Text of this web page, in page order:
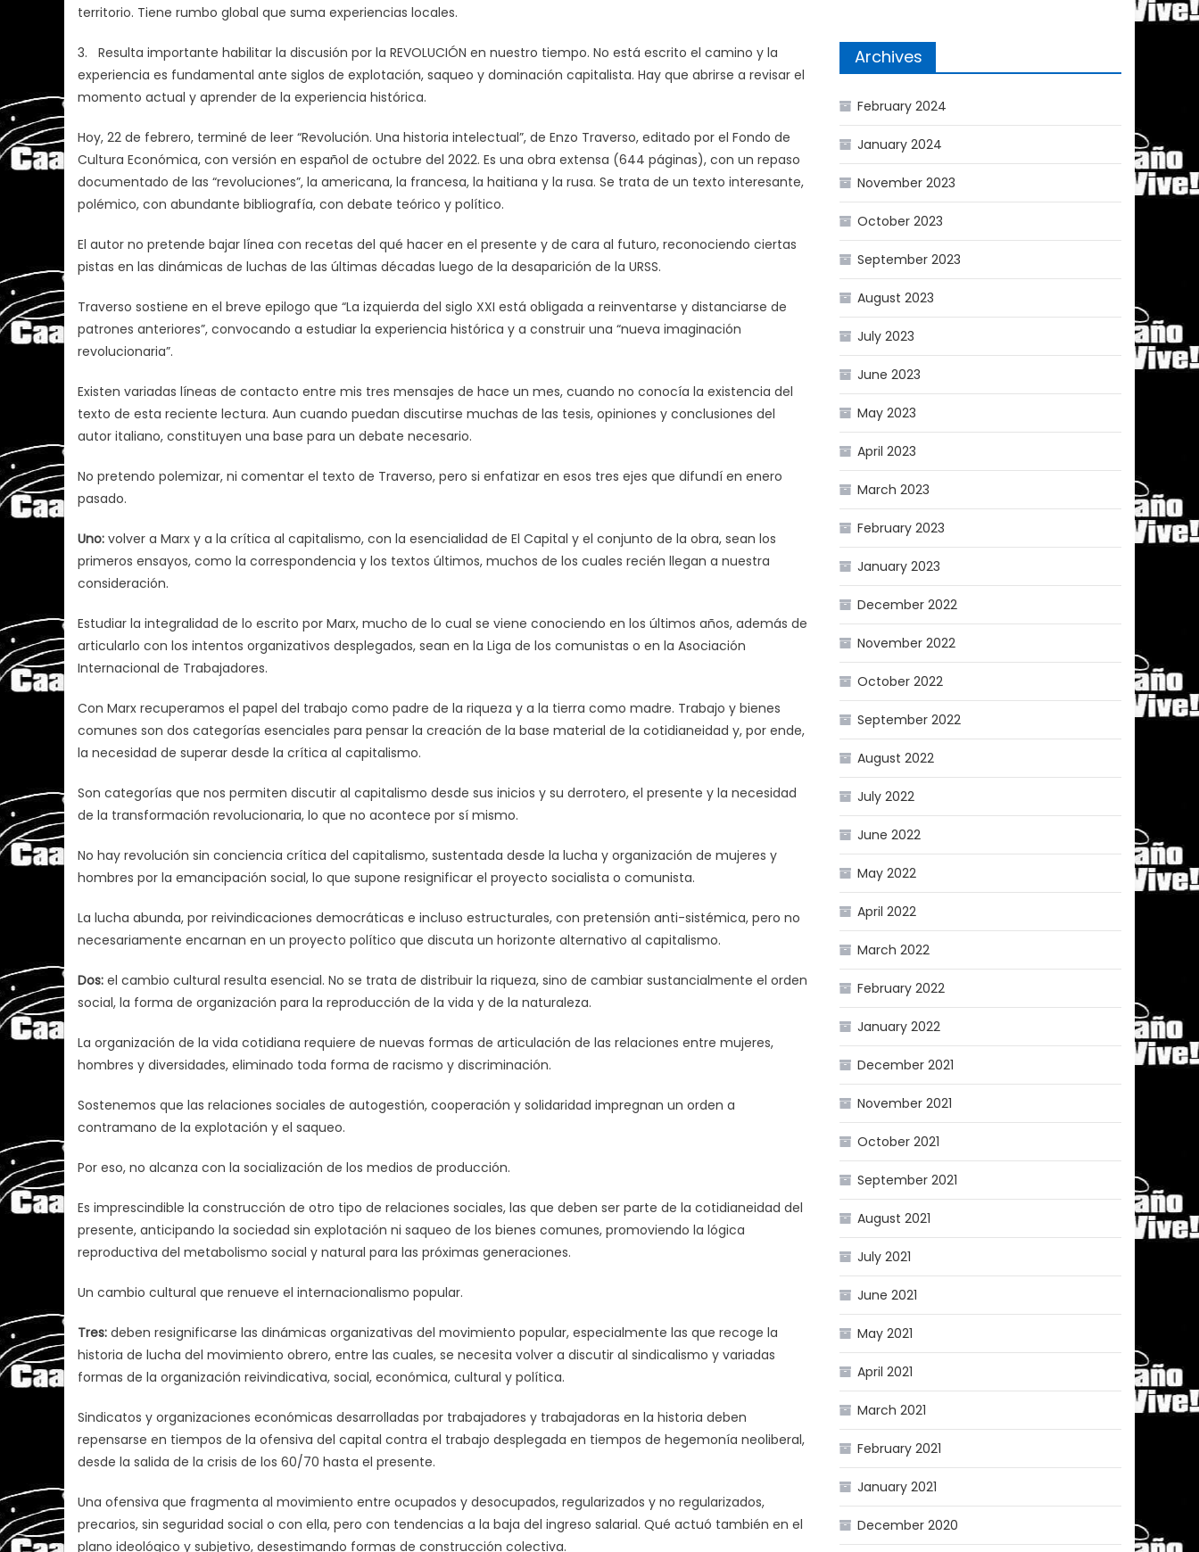
territorio. Tiene rumbo global que suma experiencias locales.
3. Resulta importante habilitar la discusión por la REVOLUCIÓN en nuestro tiempo. No está escrito el camino y la
experiencia es fundamental ante siglos de explotación, saqueo y dominación capitalista. Hay que abrirse a revisar el
momento actual y aprender de la experiencia histórica.
Hoy, 22 de febrero, terminé de leer “Revolución. Una historia intelectual”, de Enzo Traverso, editado por el Fondo de
Cultura Económica, con versión en español de octubre del 2022. Es una obra extensa (644 páginas), con un repaso
documentado de las “revoluciones”, la americana, la francesa, la haitiana y la rusa. Se trata de un texto interesante,
polémico, con abundante bibliografía, con debate teórico y político.
El autor no pretende bajar línea con recetas del qué hacer en el presente y de cara al futuro, reconociendo ciertas
pistas en las dinámicas de luchas de las últimas décadas luego de la desaparición de la URSS.
Traverso sostiene en el breve epilogo que “La izquierda del siglo XXI está obligada a reinventarse y distanciarse de
patrones anteriores”, convocando a estudiar la experiencia histórica y a construir una “nueva imaginación
revolucionaria”.
Existen variadas líneas de contacto entre mis tres mensajes de hace un mes, cuando no conocía la existencia del
texto de esta reciente lectura. Aun cuando puedan discutirse muchas de las tesis, opiniones y conclusiones del
autor italiano, constituyen una base para un debate necesario.
No pretendo polemizar, ni comentar el texto de Traverso, pero si enfatizar en esos tres ejes que difundí en enero
pasado.
Uno: volver a Marx y a la crítica al capitalismo, con la esencialidad de El Capital y el conjunto de la obra, sean los
primeros ensayos, como la correspondencia y los textos últimos, muchos de los cuales recién llegan a nuestra
consideración.
Estudiar la integralidad de lo escrito por Marx, mucho de lo cual se viene conociendo en los últimos años, además de
articularlo con los intentos organizativos desplegados, sean en la Liga de los comunistas o en la Asociación
Internacional de Trabajadores.
Con Marx recuperamos el papel del trabajo como padre de la riqueza y a la tierra como madre. Trabajo y bienes
comunes son dos categorías esenciales para pensar la creación de la base material de la cotidianeidad y, por ende,
la necesidad de superar desde la crítica al capitalismo.
Son categorías que nos permiten discutir al capitalismo desde sus inicios y su derrotero, el presente y la necesidad
de la transformación revolucionaria, lo que no acontece por sí mismo.
No hay revolución sin conciencia crítica del capitalismo, sustentada desde la lucha y organización de mujeres y
hombres por la emancipación social, lo que supone resignificar el proyecto socialista o comunista.
La lucha abunda, por reivindicaciones democráticas e incluso estructurales, con pretensión anti-sistémica, pero no
necesariamente encarnan en un proyecto político que discuta un horizonte alternativo al capitalismo.
Dos: el cambio cultural resulta esencial. No se trata de distribuir la riqueza, sino de cambiar sustancialmente el orden
social, la forma de organización para la reproducción de la vida y de la naturaleza.
La organización de la vida cotidiana requiere de nuevas formas de articulación de las relaciones entre mujeres,
hombres y diversidades, eliminado toda forma de racismo y discriminación.
Sostenemos que las relaciones sociales de autogestión, cooperación y solidaridad impregnan un orden a
contramano de la explotación y el saqueo.
Por eso, no alcanza con la socialización de los medios de producción.
Es imprescindible la construcción de otro tipo de relaciones sociales, las que deben ser parte de la cotidianeidad del
presente, anticipando la sociedad sin explotación ni saqueo de los bienes comunes, promoviendo la lógica
reproductiva del metabolismo social y natural para las próximas generaciones.
Un cambio cultural que renueve el internacionalismo popular.
Tres: deben resignificarse las dinámicas organizativas del movimiento popular, especialmente las que recoge la
historia de lucha del movimiento obrero, entre las cuales, se necesita volver a discutir al sindicalismo y variadas
formas de la organización reivindicativa, social, económica, cultural y política.
Sindicatos y organizaciones económicas desarrolladas por trabajadores y trabajadoras en la historia deben
repensarse en tiempos de la ofensiva del capital contra el trabajo desplegada en tiempos de hegemonía neoliberal,
desde la salida de la crisis de los 60/70 hasta el presente.
Una ofensiva que fragmenta al movimiento entre ocupados y desocupados, regularizados y no regularizados,
precarios, sin seguridad social o con ella, pero con tendencias a la baja del ingreso salarial. Qué actuó también en el
plano ideológico y subjetivo, desestimando formas de construcción colectiva.
Archives
February 2024
January 2024
November 2023
October 2023
September 2023
August 2023
July 2023
June 2023
May 2023
April 2023
March 2023
February 2023
January 2023
December 2022
November 2022
October 2022
September 2022
August 2022
July 2022
June 2022
May 2022
April 2022
March 2022
February 2022
January 2022
December 2021
November 2021
October 2021
September 2021
August 2021
July 2021
June 2021
May 2021
April 2021
March 2021
February 2021
January 2021
December 2020